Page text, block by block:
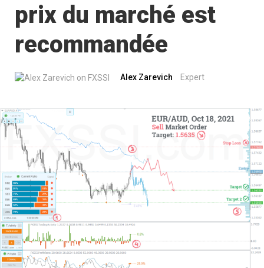
prix du marché est
recommandée
Alex Zarevich Expert